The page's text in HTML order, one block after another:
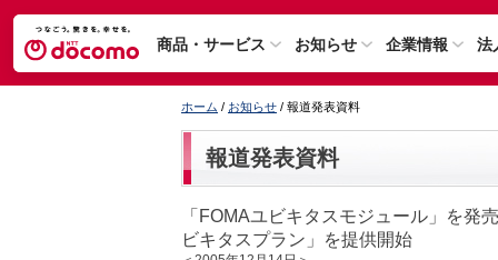
商品・サービス お知らせ 企業情報 法
ホーム / お知らせ / 報道発表資料
報道発表資料
「FOMAユビキタスモジュール」を発
ビキタスプラン」を提供開始